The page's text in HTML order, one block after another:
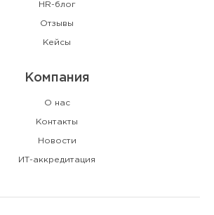
HR-блог
Отзывы
Кейсы
Компания
О нас
Контакты
Новости
ИТ-аккредитация